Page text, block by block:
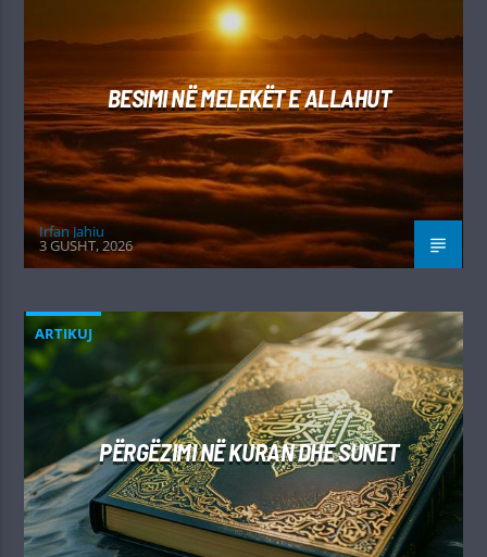
BESIMI NË MELEKËT E ALLAHUT
Irfan Jahiu
3 GUSHT, 2026
ARTIKUJ
PËRGËZIMI NË KURAN DHE SUNET